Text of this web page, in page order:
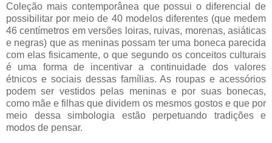
Coleção mais contemporânea que possui o diferencial de
possibilitar por meio de 40 modelos diferentes (que medem
46 centímetros em versões loiras, ruivas, morenas, asiáticas
e negras) que as meninas possam ter uma boneca parecida
com elas fisicamente, o que segundo os conceitos culturais
é uma forma de incentivar a continuidade dos valores
étnicos e sociais dessas famílias. As roupas e acessórios
podem ser vestidos pelas meninas e por suas bonecas,
como mãe e filhas que dividem os mesmos gostos e que por
meio dessa simbologia estão perpetuando tradições e
modos de pensar.